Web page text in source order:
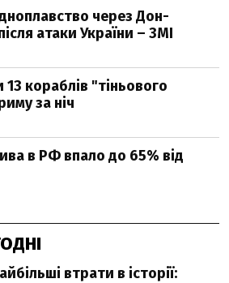
через Дон-
атаки України – ЗМІ
13 кораблів "тіньового
за ніч
в РФ впало до 65% від
втрати в історії: